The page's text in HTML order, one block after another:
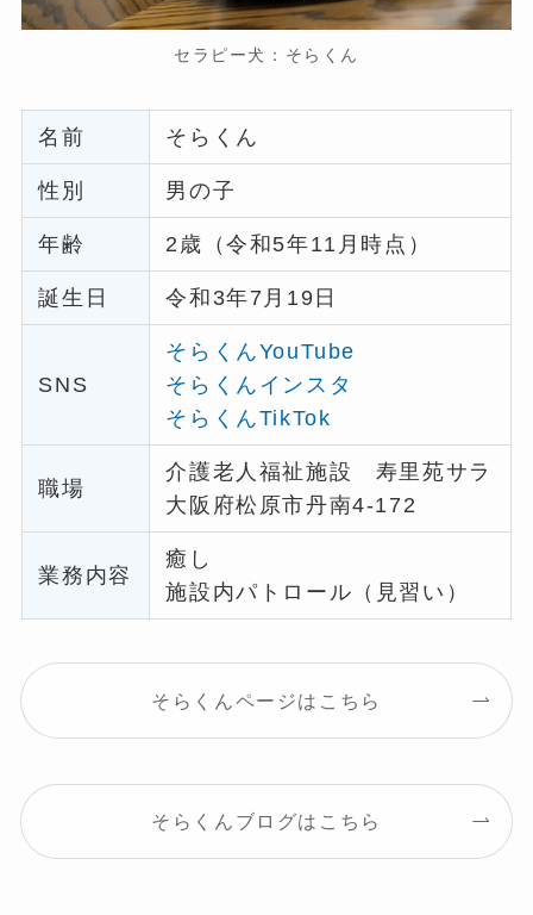
セラピー犬：そらくん
名前 そらくん
性別 男の子
年齢 2歳（令和5年11月時点）
誕生日 令和3年7月19日
SNS
そらくんYouTube
そらくんインスタ
そらくんTikTok
職場
介護老人福祉施設 寿里苑サラ
大阪府松原市丹南4-172
業務内容
癒し
施設内パトロール（見習い）
そらくんページはこちら
そらくんブログはこちら